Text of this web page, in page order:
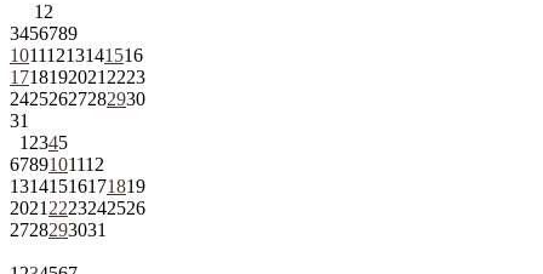
1 2
3456789
10111213141516
1718192021 2223
24252627282930
31
1 2345
6789101112
13141516171819
2021 2223242526
2728293031